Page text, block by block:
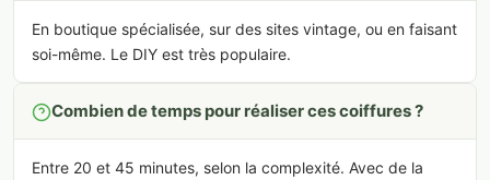
En boutique spécialisée, sur des sites vintage, ou en faisant
soi-même. Le DIY est très populaire.
Combien de temps pour réaliser ces coiffures ?
Entre 20 et 45 minutes, selon la complexité. Avec de la